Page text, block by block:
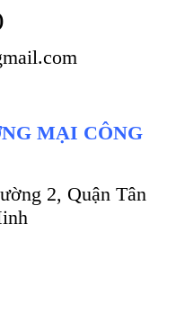
MẠI CÔNG
2, Quận Tân